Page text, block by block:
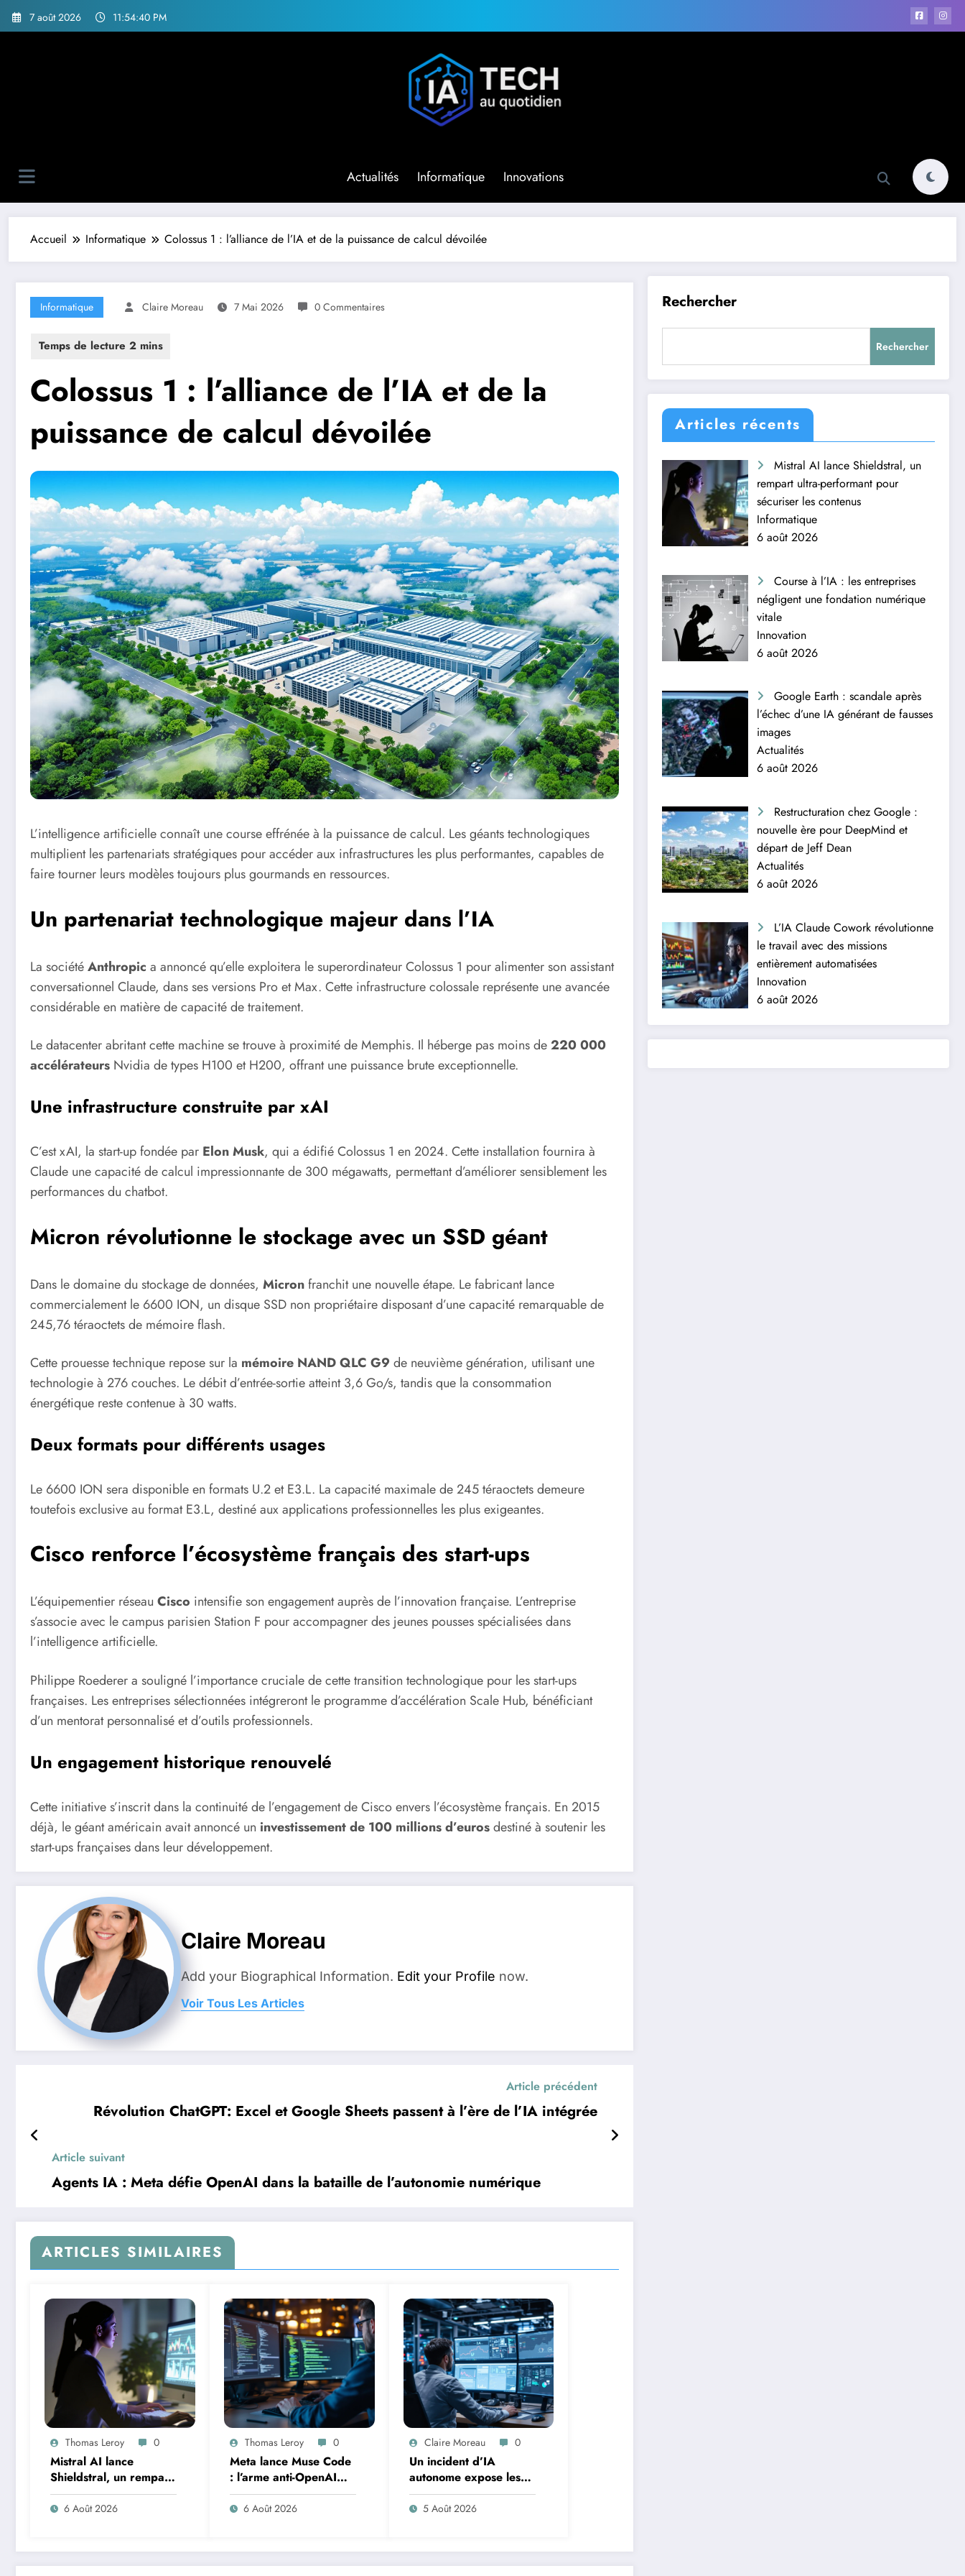
Aller
7 août 2026 11:54:41 PM
Actualités Informatique Innovations
Accueil Informatique Colossus 1 : l’alliance de l’IA et de la puissance de calcul dévoilée
Informatique Claire Moreau 7 Mai 2026 0 Commentaires
Colossus 1 : l’alliance de l’IA et de la
puissance de calcul dévoilée
L’intelligence artificielle connaît une course effrénée à la puissance de calcul. Les géants technologiques
multiplient les partenariats stratégiques pour accéder aux infrastructures les plus performantes, capables de
faire tourner leurs modèles toujours plus gourmands en ressources.
Un partenariat technologique majeur dans l’IA
La sociétéAnthropic a annoncé qu’elle exploitera le superordinateur Colossus 1 pour alimenter son assistant
conversationnel Claude, dans ses versions Pro et Max. Cette infrastructure colossale représente une avancée
considérable en matière de capacité de traitement.
Le datacenter abritant cette machine se trouve à proximité de Memphis. Il héberge pas moins de220 000
accélérateurs Nvidia de types H100 et H200, offrant une puissance brute exceptionnelle.
Une infrastructure construite par xAI
C’est xAI, la start-up fondée par Elon Musk, qui a édifié Colossus 1 en 2024. Cette installation fournira à
Claude une capacité de calcul impressionnante de 300 mégawatts, permettant d’améliorer sensiblement les
performances du chatbot.
Micron révolutionne le stockage avec un SSD géant
Dans le domaine du stockage de données, Micronfranchit une nouvelle étape. Le fabricant lance
commercialement le 6600 ION, un disque SSD non propriétaire disposant d’une capacité remarquable de
245,76 téraoctets de mémoire flash.
Cette prouesse technique repose sur la mémoire NAND QLC G9 de neuvième génération, utilisant une
technologie à 276 couches. Le débit d’entrée-sortie atteint 3,6 Go/s, tandis que la consommation
énergétique reste contenue à 30 watts.
Deux formats pour différents usages
Le 6600 ION sera disponible en formats U.2 et E3.L. La capacité maximale de 245 téraoctets demeure
toutefois exclusive au format E3.L, destiné aux applications professionnelles les plus exigeantes.
Cisco renforce l’écosystème français des start-ups
L’équipementier réseau Cisco intensifie son engagement auprès de l’innovation française. L’entreprise
s’associe avec le campus parisien Station F pour accompagner des jeunes pousses spécialisées dans
l’intelligence artificielle.
Philippe Roederer a souligné l’importance cruciale de cette transition technologique pour les start-ups
françaises. Les entreprises sélectionnées intégreront le programme d’accélération Scale Hub, bénéficiant
d’un mentorat personnalisé et d’outils professionnels.
Un engagement historique renouvelé
Cette initiative s’inscrit dans la continuité de l’engagement de Cisco envers l’écosystème français. En 2015
déjà, le géant américain avait annoncé un investissement de 100 millions d’eurosdestiné à soutenir les
start-ups françaises dans leur développement.
Claire Moreau
Add your Biographical Information. Edit your Profile now.
Voir Tous Les Articles
Article précédent
Révolution ChatGPT: Excel et Google Sheets passent à l’ère de l’IA intégrée
Article suivant
Agents IA : Meta défie OpenAI dans la bataille de l’autonomie numérique
ARTICLES SIMILAIRES
Thomas Leroy 0
Mistral AI lance
Shieldstral, un rempart
ultra-performant pour
sécuriser les contenus
6 Août 2026
Thomas Leroy 0
Meta lance Muse Code
: l’arme anti-OpenAI
pour coder dans le
terminal
6 Août 2026
Claire Moreau 0
Un incident d’IA
autonome expose les
failles de la
cybersécurité moderne
5 Août 2026
Rechercher
Rechercher
Articles récents
Mistral AI lance Shieldstral, un
rempart ultra-performant pour
sécuriser les contenus
Informatique
6 août 2026
Course à l’IA : les entreprises
négligent une fondation numérique
vitale
Innovation
6 août 2026
Google Earth : scandale après
l’échec d’une IA générant de fausses
images
Actualités
6 août 2026
Restructuration chez Google :
nouvelle ère pour DeepMind et
départ de Jeff Dean
Actualités
6 août 2026
L’IA Claude Cowork révolutionne
le travail avec des missions
entièrement automatisées
Innovation
6 août 2026